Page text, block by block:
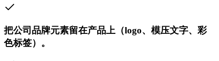
把公司品牌元素留在产品上（logo、模压文字、彩
色标签）。